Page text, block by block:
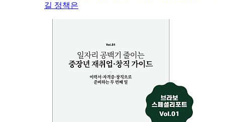
길 정책은